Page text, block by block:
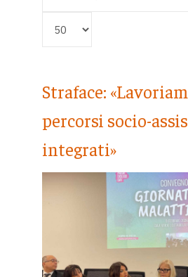
Straface:
percorsi socio-
integrati»